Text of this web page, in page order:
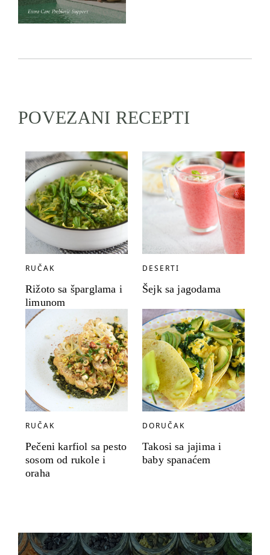
POVEZANI RECEPTI
RUČAK
Rižoto sa šparglama i
limunom
DESERTI
Šejk sa jagodama
RUČAK
Pečeni karfiol sa pesto
sosom od rukole i
oraha
DORUČAK
Takosi sa jajima i
baby spanaćem